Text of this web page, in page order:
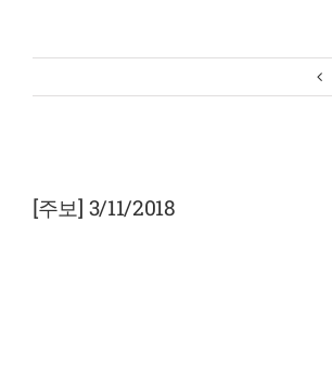
Larger
Image
[주보] 3/11/2018